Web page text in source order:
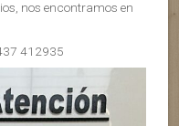
nos encontramos en
412935